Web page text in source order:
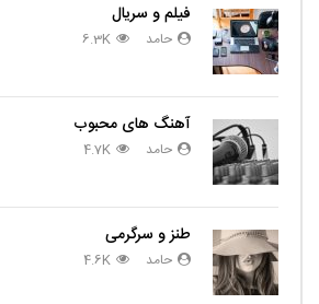
فیلم و سریال
حامد 6.3K
آهنگ های محبوب
حامد 4.7K
طنز و سرگرمی
حامد 4.6K